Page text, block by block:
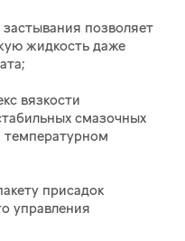
позволяет
жидкость даже
вязкости
смазочных
температурном
присадок
управления